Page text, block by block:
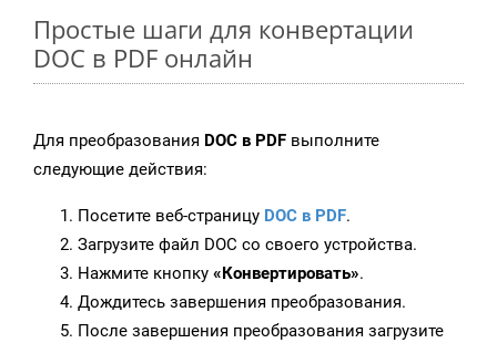
Простые шаги для конвертации
DOC в PDF онлайн
Для преобразования DOC в PDF выполните
следующие действия:
Посетите веб-страницу DOC в PDF.
Загрузите файл DOC со своего устройства.
Нажмите кнопку «Конвертировать».
Дождитесь завершения преобразования.
После завершения преобразования загрузите